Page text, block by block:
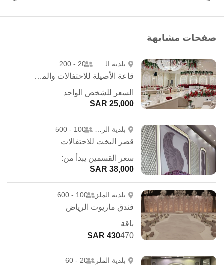
صفحات مشابهة
بلدية الشمال 20 - 200
قاعة الأصيلة للاحتفالات والمؤتمرات
السعر للشخص الواحد
25,000 SAR
100 - 500
قصر اليخت للاحتفالات
سعر القسمين يبدأ من:
38,000 SAR
بلدية الملز 100 - 600
فندق ماريوت الرياض
باقة
470
430 SAR
بلدية الملز 20 - 60